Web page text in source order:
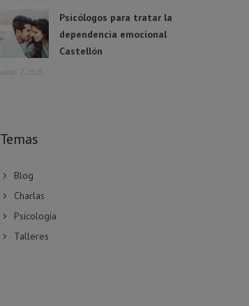
Psicólogos para tratar la
dependencia emocional
Castellón
junio 2, 2026
Temas
Blog
Charlas
Psicología
Talleres